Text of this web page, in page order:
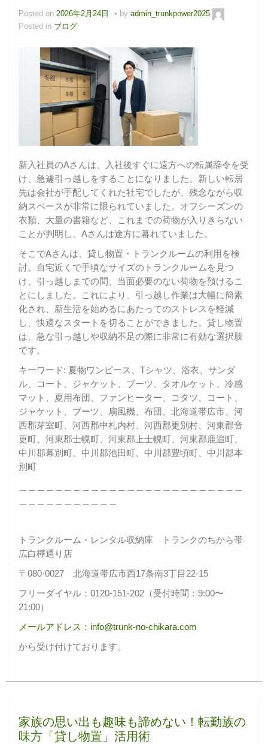
Posted on 2026年2月24日 by admin_trunkpower2025
Posted in ブログ
新入社員のAさんは、入社後すぐに遠方への転属辞令を受
け、急遽引っ越しをすることになりました。新しい転居
先は会社が手配してくれた社宅でしたが、残念ながら収
納スペースが非常に限られていました。オフシーズンの
衣類、大量の書籍など、これまでの荷物が入りきらない
ことが判明し、Aさんは途方に暮れていました。
そこでAさんは、貸し物置・トランクルームの利用を検
討。自宅近くで手頃なサイズのトランクルームを見つ
け、引っ越しまでの間、当面必要のない荷物を預けるこ
とにしました。これにより、引っ越し作業は大幅に簡素
化され、新生活を始めるにあたってのストレスを軽減
し、快適なスタートを切ることができました。貸し物置
は、急な引っ越しや収納不足の際に非常に有効な選択肢
です。
キーワード: 夏物ワンピース、Tシャツ、浴衣、サンダ
ル、コート、ジャケット、ブーツ、タオルケット、冷感
マット、夏用布団、ファンヒーター、コタツ、コート、
ジャケット、ブーツ、扇風機、布団、北海道帯広市、河
西郡芽室町、河西郡中札内村、河西郡更別村、河東郡音
更町、河東郡士幌町、河東郡上士幌町、河東郡鹿追町、
中川郡幕別町、中川郡池田町、中川郡豊頃町、中川郡本
別町
トランクルーム・レンタル収納庫 トランクのちから帯
広白樺通り店
〒080-0027 北海道帯広市西17条南3丁目22-15
フリーダイヤル：0120-151-202（受付時間：9:00〜
21:00）
メールアドレス：info@trunk-no-chikara.com
から受け付けております。
家族の思い出も趣味も諦めない！転勤族の
味方「貸し物置」活用術